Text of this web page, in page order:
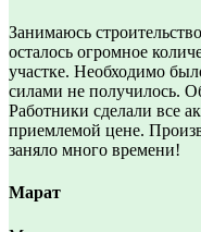
Занимаюсь
осталось огромное
участке. Необходимо
силами не получилось.
Работники сделали все
приемлемой цене.
заняло много времени!
Марат